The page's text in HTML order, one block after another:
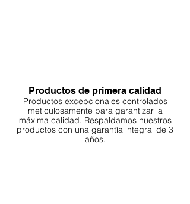
Productos de primera calidad
Productos excepcionales controlados
meticulosamente para garantizar la
máxima calidad. Respaldamos nuestros
productos con una garantía integral de 3
años.